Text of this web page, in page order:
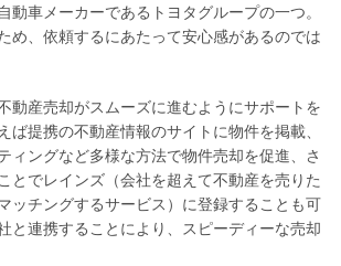
動車メーカーであるトヨタグループの一つ。
め、依頼するにあたって安心感があるのでは
動産売却がスムーズに進むようにサポートを
ば提携の不動産情報のサイトに物件を掲載、
ィングなど多様な方法で物件売却を促進、さ
とでレインズ（会社を超えて不動産を売りた
ッチングするサービス）に登録することも可
と連携することにより、スピーディーな売却